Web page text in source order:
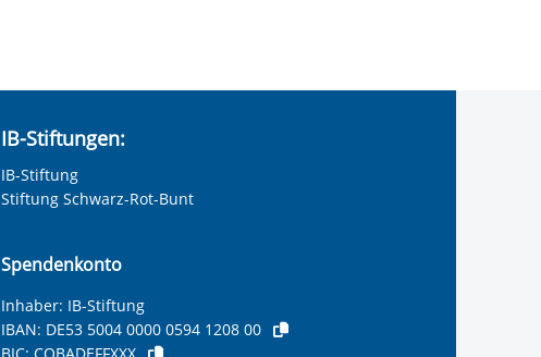
IB-Stiftungen:
IB-Stiftung
Stiftung Schwarz-Rot-Bunt
Spendenkonto
Inhaber: IB-Stiftung
IBAN: DE53 5004 0000 0594 1208 00